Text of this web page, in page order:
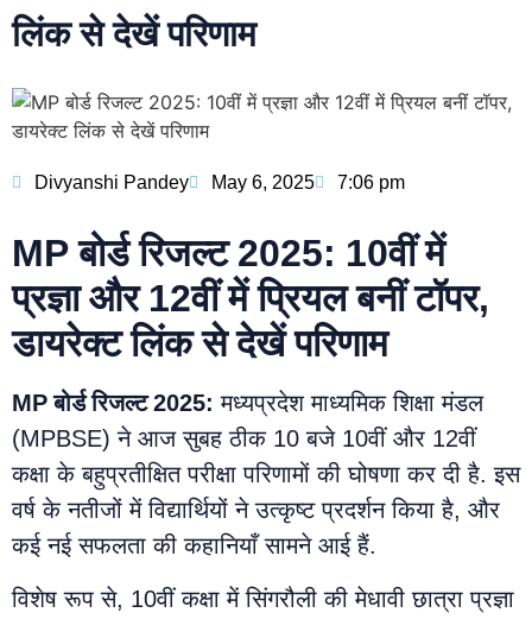
लिंक से देखें परिणाम
Divyanshi Pandey May 6, 2025 7:06 pm
MP बोर्ड रिजल्ट 2025: 10वीं में
प्रज्ञा और 12वीं में प्रियल बनीं टॉपर,
डायरेक्ट लिंक से देखें परिणाम
MP बोर्ड रिजल्ट 2025: मध्यप्रदेश माध्यमिक शिक्षा मंडल
(MPBSE) ने आज सुबह ठीक 10 बजे 10वीं और 12वीं
कक्षा के बहुप्रतीक्षित परीक्षा परिणामों की घोषणा कर दी है. इस
वर्ष के नतीजों में विद्यार्थियों ने उत्कृष्ट प्रदर्शन किया है, और
कई नई सफलता की कहानियाँ सामने आई हैं.
विशेष रूप से, 10वीं कक्षा में सिंगरौली की मेधावी छात्रा प्रज्ञा